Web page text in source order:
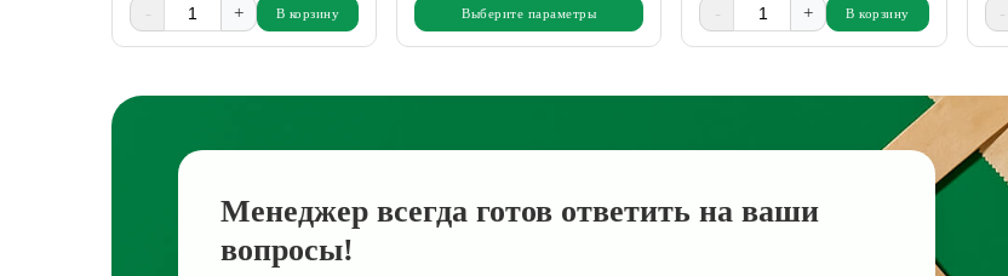
- + В корзину Выберите параметры - + В корзину -
Менеджер всегда готов ответить на ваши
вопросы!